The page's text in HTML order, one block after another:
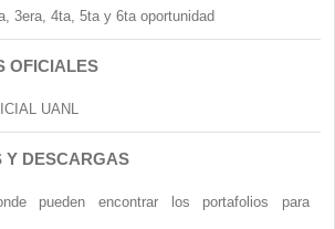
3era, 4ta, 5ta y 6ta oportunidad
OFICIALES
UANL
Y DESCARGAS
pueden encontrar los portafolios para